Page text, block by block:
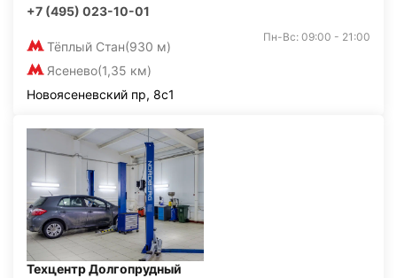
+7 (495) 023-10-01
Тёплый Стан(930 м)
Ясенево(1,35 км)
Пн-Вс: 09:00 - 21:00
Новоясеневский пр, 8с1
Техцентр Долгопрудный